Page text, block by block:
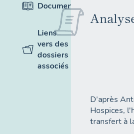
Documentation
Liens
vers des
dossiers
associés
D'après
Hospices,
transfert à